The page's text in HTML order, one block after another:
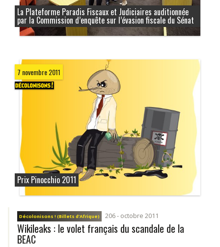
La Plateforme Paradis Fiscaux et Judiciaires auditionnée
par la Commission d’enquête sur l’évasion fiscale du Sénat
7 novembre 2011
Prix Pinocchio 2011
Décolonisons ! (Billets d’Afrique) 206 - octobre 2011
Wikileaks : le volet français du scandale de la
BEAC